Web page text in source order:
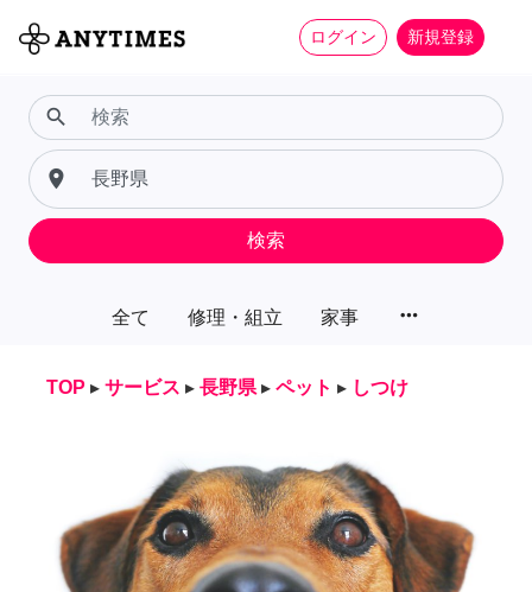
ログイン 新規登録
全て 修理・組立 家事 more_horiz
search
place
検索
TOP ▸ サービス ▸ 長野県 ▸ ペット ▸ しつけ